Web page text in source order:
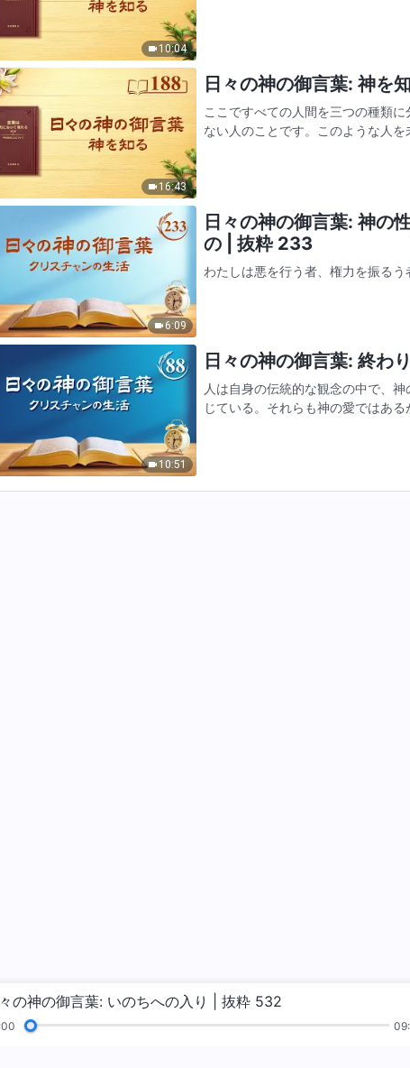
10:04
16:43
日々の神の御言葉: 神を
ここですべての人間を三つの種類
ない人のことです。このような人
6:09
日々の神の御言葉: 神の
の | 抜粋 233
わたしは悪を行う者、権力を振る
10:51
日々の神の御言葉: 終わ
人は自身の伝統的な観念の中で、
じている。それらも神の愛ではあ
の神の御言葉: いのちへの入り | 抜粋 532